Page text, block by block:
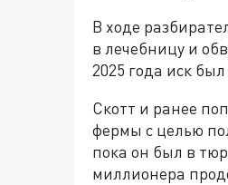
В ходе
в лечебницу и
2025 года иск
Скотт и ранее
фермы с целью
пока он был в
миллионера